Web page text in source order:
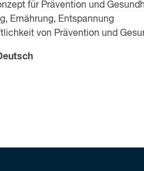
für Prävention und
Ernährung, Entspannung
von Prävention und